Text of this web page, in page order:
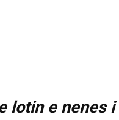
lotin e nenes